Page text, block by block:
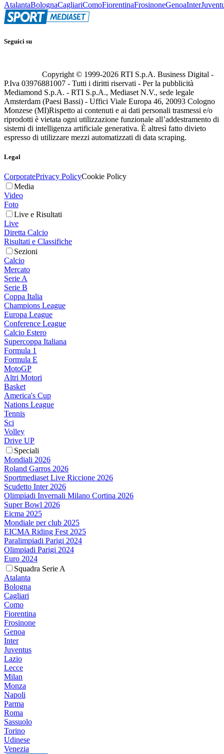
AtalantaBolognaCagliariComoFiorentinaFrosinoneGenoaInter
Seguici su
Copyright © 1999-2026 RTI S.p.A. Business Digital -
P.Iva 03976881007 - Tutti i diritti riservati - Per la pubblicità
Mediamond S.p.A. - RTI S.p.A., Mediaset N.V., sede legale
Amsterdam (Paesi Bassi) - Uffici Viale Europa 46, 20093 Cologno
Monzese (MI)Rispetto ai contenuti e ai dati personali trasmessi e/o
riprodotti è vietata ogni utilizzazione funzionale all’addestramento di
sistemi di intelligenza artificiale generativa. È altresì fatto divieto
espresso di utilizzare mezzi automatizzati di data scraping.
Legal
CorporatePrivacy PolicyCookie Policy
Media
Video
Foto
Live e Risultati
Live
Diretta Calcio
Risultati e Classifiche
Sezioni
Calcio
Mercato
Serie A
Serie B
Coppa Italia
Champions League
Europa League
Conference League
Calcio Estero
Supercoppa Italiana
Formula 1
Formula E
MotoGP
Altri Motori
Basket
America's Cup
Nations League
Tennis
Sci
Volley
Drive UP
Speciali
Mondiali 2026
Roland Garros 2026
Sportmediaset Live Riccione 2026
Scudetto Inter 2026
Olimpiadi Invernali Milano Cortina 2026
Super Bowl 2026
Eicma 2025
Mondiale per club 2025
EICMA Riding Fest 2025
Paralimpiadi Parigi 2024
Olimpiadi Parigi 2024
Euro 2024
Squadra Serie A
Atalanta
Bologna
Cagliari
Como
Fiorentina
Frosinone
Genoa
Inter
Juventus
Lazio
Lecce
Milan
Monza
Napoli
Parma
Roma
Sassuolo
Torino
Udinese
Venezia